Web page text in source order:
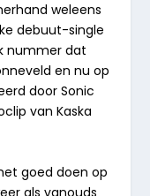
weleens
debuut-single
nummer dat
en nu op
door Sonic
van Kaska
goed doen op
als vanouds